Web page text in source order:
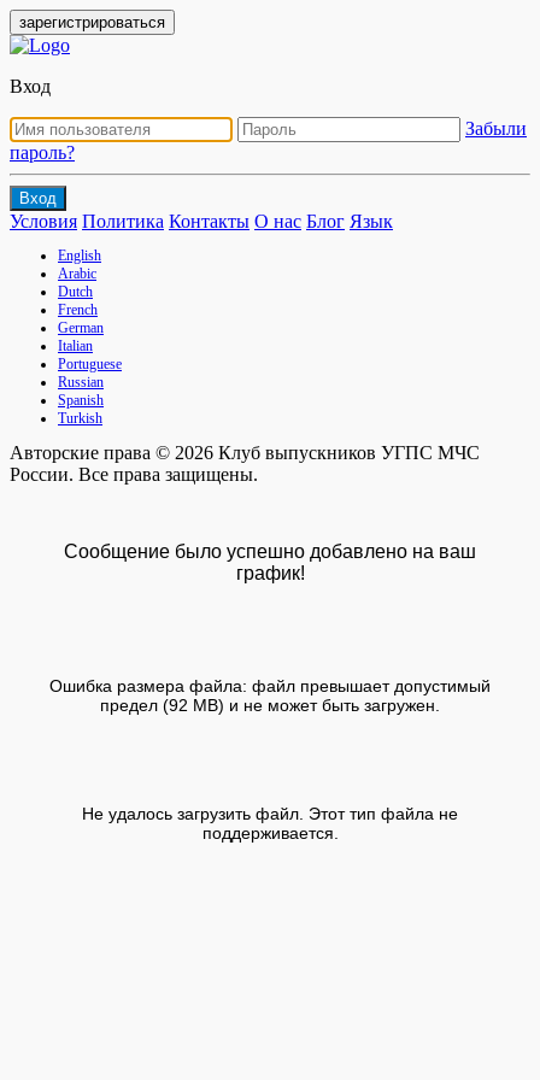
зарегистрироваться
Вход
Забыли
пароль?
Вход
Условия Политика Контакты О нас Блог Язык
English
Arabic
Dutch
French
German
Italian
Portuguese
Russian
Spanish
Turkish
Авторские права © 2026 Клуб выпускников УГПС МЧС
России. Все права защищены.
Сообщение было успешно добавлено на ваш
график!
Ошибка размера файла: файл превышает допустимый
предел (92 MB) и не может быть загружен.
Не удалось загрузить файл. Этот тип файла не
поддерживается.